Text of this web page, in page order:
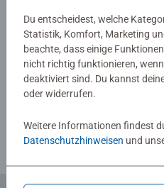
Verfasse
Du entscheidest, welche
Statistik, Komfort, Marketing
beachte, dass einige
nicht richtig funktionieren,
deaktiviert sind. Du kannst
oder widerrufen.
Weitere Informationen findest
Datenschutzhinweisen und